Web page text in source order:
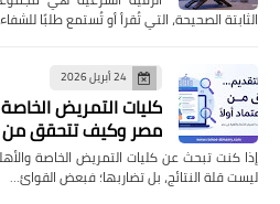
الثابتة الصحيحة، التي تُقرأ أو تُستمع طلبًا
24 أبريل 2026
كليات التمريض
مصر وكيف تتحقق من
إذا كنت تبحث عن كليات التمريض الخاصة
ليست قلة النتائج، بل تضاربها؛ فبعض القوائ…